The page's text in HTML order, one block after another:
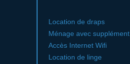
Location de draps
Ménage avec supplément
Accès Internet Wifi
Location de linge